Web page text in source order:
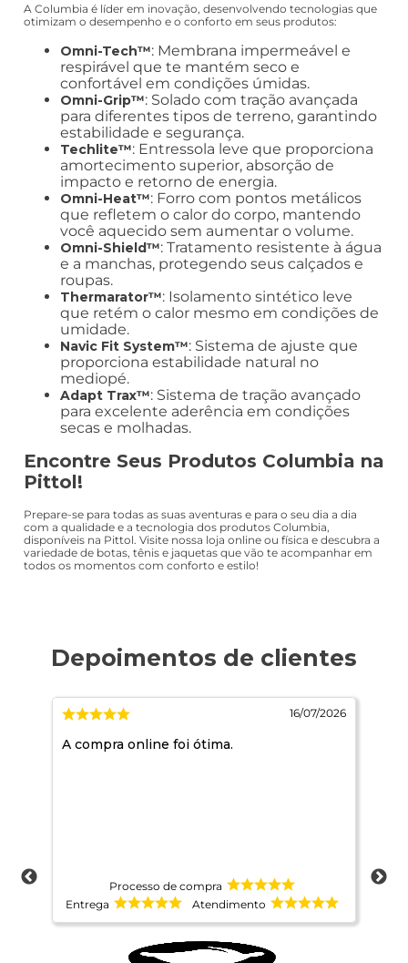
A Columbia é líder em inovação, desenvolvendo tecnologias que
otimizam o desempenho e o conforto em seus produtos:
Omni-Tech™: Membrana impermeável e
respirável que te mantém seco e
confortável em condições úmidas.
Omni-Grip™: Solado com tração avançada
para diferentes tipos de terreno, garantindo
estabilidade e segurança.
Techlite™: Entressola leve que proporciona
amortecimento superior, absorção de
impacto e retorno de energia.
Omni-Heat™: Forro com pontos metálicos
que refletem o calor do corpo, mantendo
você aquecido sem aumentar o volume.
Omni-Shield™: Tratamento resistente à água
e a manchas, protegendo seus calçados e
roupas.
Thermarator™: Isolamento sintético leve
que retém o calor mesmo em condições de
umidade.
Navic Fit System™: Sistema de ajuste que
proporciona estabilidade natural no
mediopé.
Adapt Trax™: Sistema de tração avançado
para excelente aderência em condições
secas e molhadas.
Encontre Seus Produtos Columbia na
Pittol!
Prepare-se para todas as suas aventuras e para o seu dia a dia
com a qualidade e a tecnologia dos produtos Columbia,
disponíveis na Pittol. Visite nossa loja online ou física e descubra a
variedade de botas, tênis e jaquetas que vão te acompanhar em
todos os momentos com conforto e estilo!
16/07/2026
A compra online foi ótima.
Processo de compra
Entrega
Atendimento